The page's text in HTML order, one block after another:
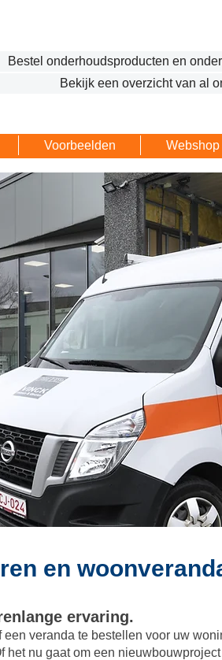
Bestel onderhoudsproducten en
Bekijk een overzicht van al
Voorbeelden Webshop
en
ervaring.
veranda te bestellen voor uw
nu gaat om een